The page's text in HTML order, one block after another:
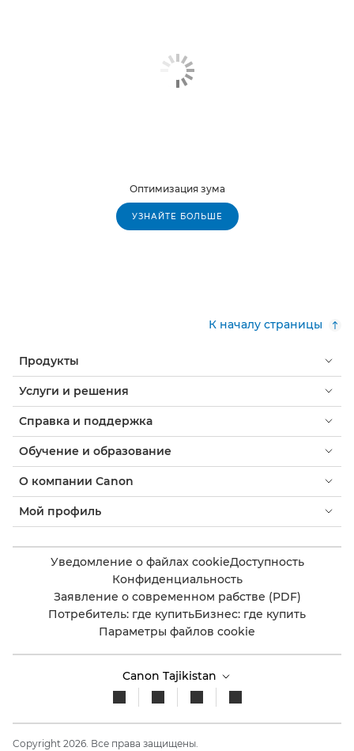
Оптимизация зума
УЗНАЙТЕ БОЛЬШЕ
К началу страницы
Продукты
Услуги и решения
Справка и поддержка
Обучение и образование
О компании Canon
Мой профиль
Уведомление о файлах cookieДоступность
Конфиденциальность
Заявление о современном рабстве (PDF)
Потребитель: где купитьБизнес: где купить
Параметры файлов cookie
Canon Tajikistan
Copyright 2026. Все права защищены.